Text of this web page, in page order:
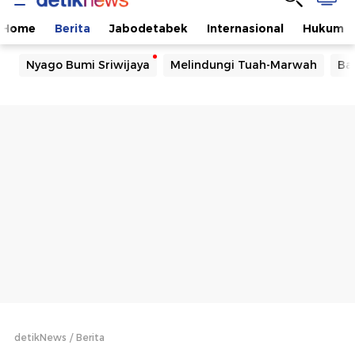
Home Berita Jabodetabek Internasional Hukum
Nyago Bumi Sriwijaya Melindungi Tuah-Marwah
detikNews Berita